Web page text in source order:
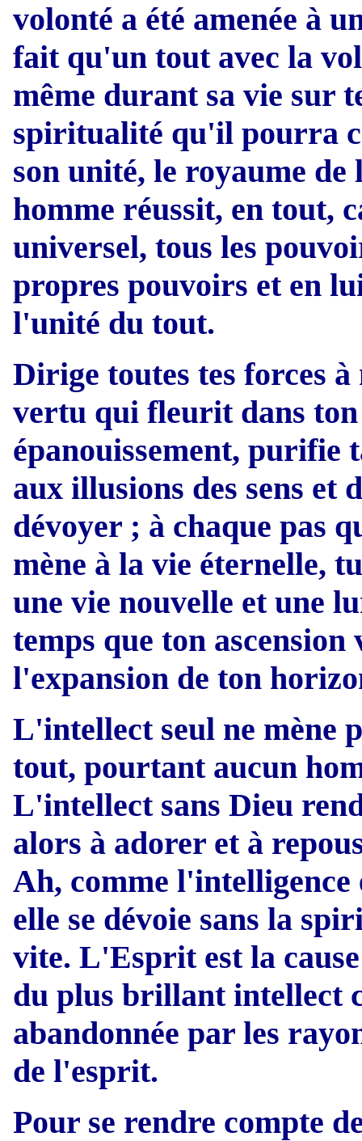
volonté a été amenée à
fait qu'un tout avec la
même durant sa vie sur
spiritualité qu'il pourra
son unité, le royaume
homme réussit, en tout,
universel, tous les
propres pouvoirs et en
l'unité du tout.
Dirige toutes tes forces
vertu qui fleurit dans
épanouissement, purifie
aux illusions des sens et
dévoyer ; à chaque pas
mène à la vie éternelle,
une vie nouvelle et une
temps que ton
l'expansion de ton
L'intellect seul ne mène
tout, pourtant aucun
L'intellect sans Dieu
alors à adorer et à
Ah, comme l'intelligence
elle se dévoie sans la
vite. L'Esprit est la
du plus brillant intellect
abandonnée par les
de l'esprit.
Pour se rendre compte